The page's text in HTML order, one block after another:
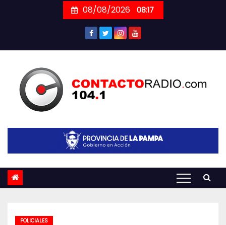
08/08/2026 08:17
POLICIALES